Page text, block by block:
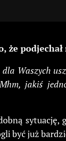
że
Waszych
jakiś
sytuację,
być już